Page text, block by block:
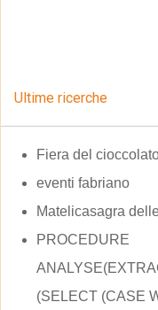
Ultime ricerche
Fiera del
eventi fabriano
Matelicasagra
PROCEDURE
(SELECT (CASE